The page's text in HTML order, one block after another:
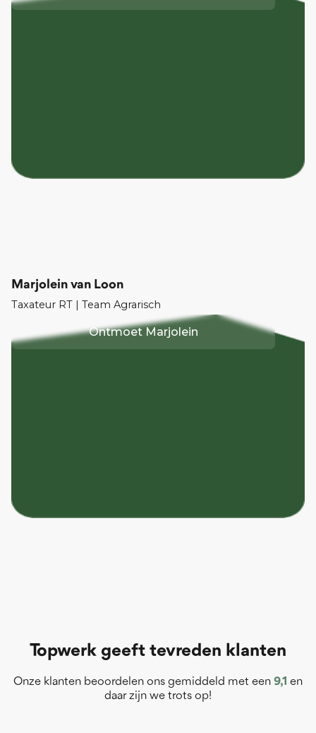
Marjolein van Loon
Taxateur RT | Team Agrarisch
Ontmoet Marjolein
Topwerk geeft tevreden klanten
Onze klanten beoordelen ons gemiddeld met een 9,1 en
daar zijn we trots op!